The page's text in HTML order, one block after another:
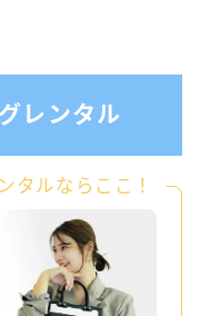
レンタル
タルならここ！